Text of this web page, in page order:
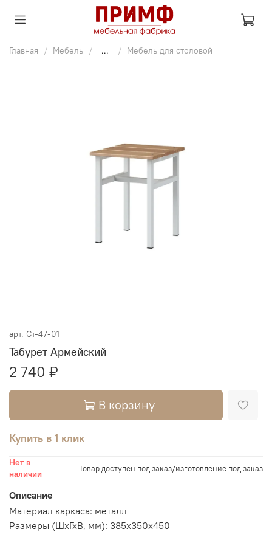
Главная Мебель ... Мебель для столовой
арт. Ст-47-01
Табурет Армейский
2 740 ₽
В корзину
Купить в 1 клик
Нет в
наличии
Товар доступен под заказ/изготовление под заказ
Описание
Материал каркаса: металл
Размеры (ШхГхВ, мм): 385х350х450